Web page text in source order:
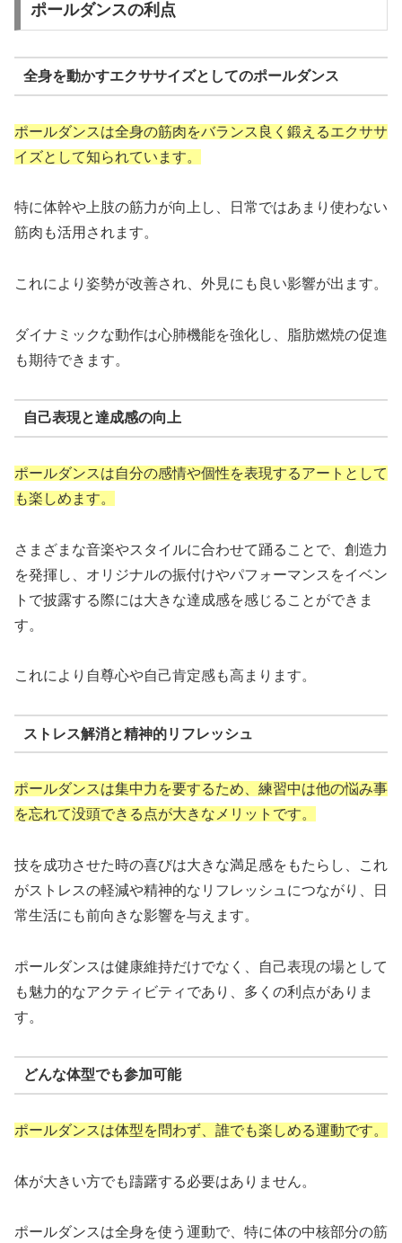
ポールダンスの利点
全身を動かすエクササイズとしてのポールダンス
ポールダンスは全身の筋肉をバランス良く鍛えるエクササ
イズとして知られています。
特に体幹や上肢の筋力が向上し、日常ではあまり使わない
筋肉も活用されます。
これにより姿勢が改善され、外見にも良い影響が出ます。
ダイナミックな動作は心肺機能を強化し、脂肪燃焼の促進
も期待できます。
自己表現と達成感の向上
ポールダンスは自分の感情や個性を表現するアートとして
も楽しめます。
さまざまな音楽やスタイルに合わせて踊ることで、創造力
を発揮し、オリジナルの振付けやパフォーマンスをイベン
トで披露する際には大きな達成感を感じることができま
す。
これにより自尊心や自己肯定感も高まります。
ストレス解消と精神的リフレッシュ
ポールダンスは集中力を要するため、練習中は他の悩み事
を忘れて没頭できる点が大きなメリットです。
技を成功させた時の喜びは大きな満足感をもたらし、これ
がストレスの軽減や精神的なリフレッシュにつながり、日
常生活にも前向きな影響を与えます。
ポールダンスは健康維持だけでなく、自己表現の場として
も魅力的なアクティビティであり、多くの利点がありま
す。
どんな体型でも参加可能
ポールダンスは体型を問わず、誰でも楽しめる運動です。
体が大きい方でも躊躇する必要はありません。
ポールダンスは全身を使う運動で、特に体の中核部分の筋